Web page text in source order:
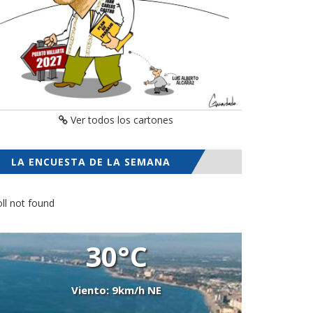
Ver todos los cartones
LA ENCUESTA DE LA SEMANA
not found
30°C
Viento: 9km/h NE